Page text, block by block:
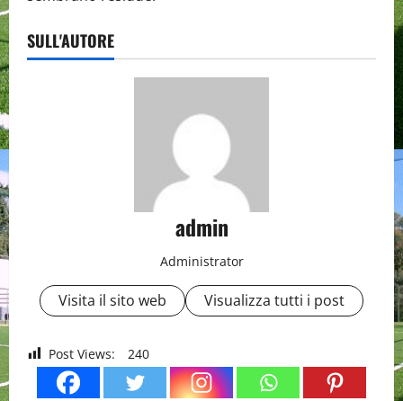
SULL'AUTORE
admin
Administrator
Visita il sito web Visualizza tutti i post
Post Views: 240